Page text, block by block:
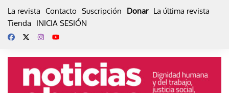
La revista Contacto Suscripción Donar La última revista
Tienda
INICIA SESIÓN